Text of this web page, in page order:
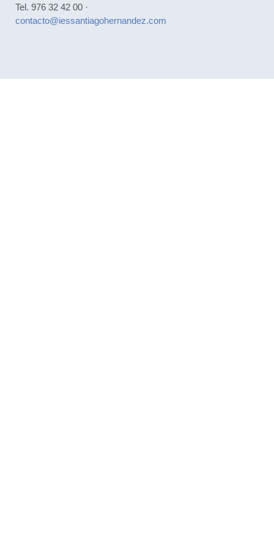
Tel. 976 32 42 00 ·
contacto@iessantiagohernandez.com